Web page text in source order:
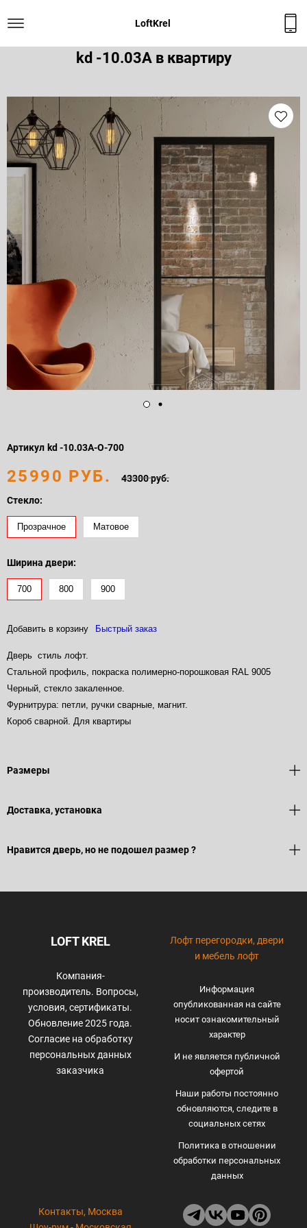
LoftKrel
Дверь межкомнатная лофт поворотная
kd -10.03A в квартиру
Артикул kd -10.03А-O-700
25990 РУБ.
43300 руб.
Стекло:
Прозрачное Матовое
Ширина двери:
700 800 900
Добавить в корзину Быстрый заказ
Дверь стиль лофт.
Стальной профиль, покраска полимерно-порошковая RAL 9005
Черный, стекло закаленное.
Фурнитрура: петли, ручки сварные, магнит.
Короб сварной. Для квартиры
Размеры
Доставка, установка
Нравится дверь, но не подошел размер ?
LOFT KREL
Компания-
производитель. Вопросы,
условия, сертификаты.
Обновление 2025 года.
Согласие на обработку
персональных данных
заказчика
Лофт перегородки, двери
и мебель лофт
Информация
опубликованная на сайте
носит ознакомительный
характер
И не является публичной
офертой
Наши работы постоянно
обновляются, следите в
социальных сетях
Политика в отношении
обработки персональных
данных
Контакты, Москва